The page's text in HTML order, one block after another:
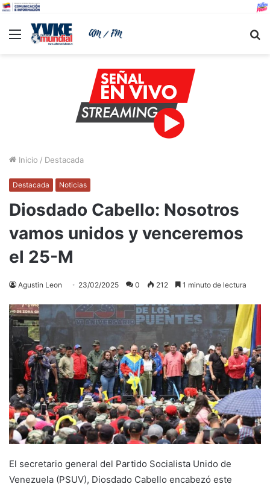
Menu
Inicio / Destacada
Destacada Noticias
Diosdado Cabello: Nosotros
vamos unidos y venceremos
el 25-M
Agustin Leon 23/02/2025 0 212 1 minuto de lectura
El secretario general del Partido Socialista Unido de
Venezuela (PSUV), Diosdado Cabello encabezó este